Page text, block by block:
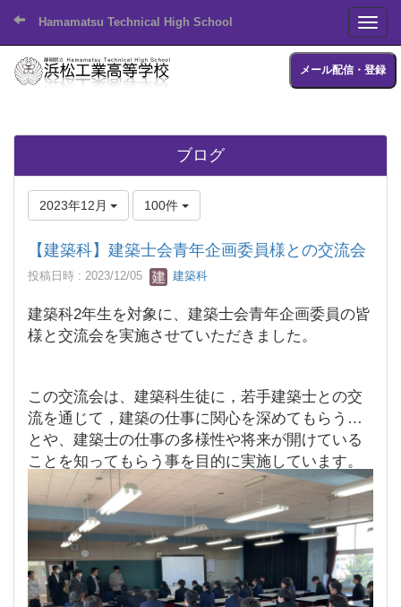
Hamamatsu Technical High School
メール配信・登録
ブログ
2023年12月 100件
【建築科】建築士会青年企画委員様との交流会
投稿日時 : 2023/12/05 建築科
建築科2年生を対象に、建築士会青年企画委員の皆
様と交流会を実施させていただきました。
この交流会は、建築科生徒に，若手建築士との交
流を通じて，建築の仕事に関心を深めてもらうこ
とや、建築士の仕事の多様性や将来が開けている
ことを知ってもらう事を目的に実施しています。